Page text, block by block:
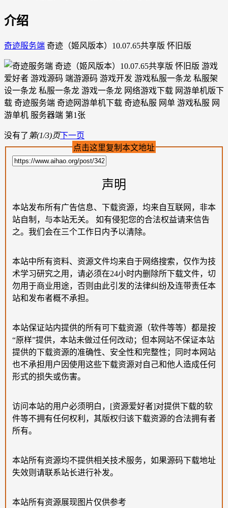
介绍
奇迹服务端 奇迹（姬风版本）10.07.65共享版 怀旧版
没有了 第(1/3)页下一页
点击这里复制本文地址
声明
本站发布所有广告信息、下载资源，均来自互联网，非本
站自制，与本站无关。 如有侵犯您的合法权益请来信告
之。我们会在三个工作日内予以清除。
本站中所有资料、资源文件均来自于网络搜索，仅作为技
术学习研究之用，请必须在24小时内删除所下载文件，切
勿用于商业用途，否则由此引发的法律纠纷及连带责任本
站和发布者概不承担。
本站保证站内提供的所有可下载资源（软件等等）都是按
“原样”提供，本站未做过任何改动；但本网站不保证本站
提供的下载资源的准确性、安全性和完整性；同时本网站
也不承担用户因使用这些下载资源对自己和他人造成任何
形式的损失或伤害。
访问本站的用户必须明白，[资源爱好者]对提供下载的软
件等不拥有任何权利，其版权归该下载资源的合法拥有者
所有。
本站所有资源均不提供相关技术服务，如果源码下载地址
失效则请联系站长进行补发。
本站所有资源展现图片仅供参考